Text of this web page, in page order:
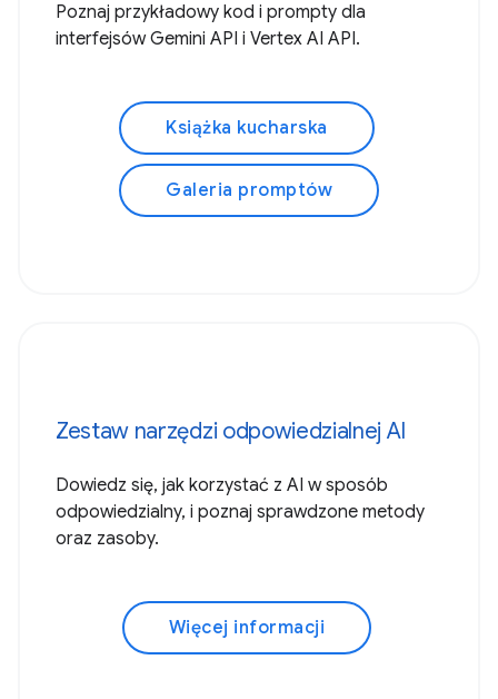
Poznaj przykładowy kod i prompty dla
interfejsów Gemini API i Vertex AI API.
Książka kucharska
Galeria promptów
Zestaw narzędzi odpowiedzialnej AI
Dowiedz się, jak korzystać z AI w sposób
odpowiedzialny, i poznaj sprawdzone metody
oraz zasoby.
Więcej informacji